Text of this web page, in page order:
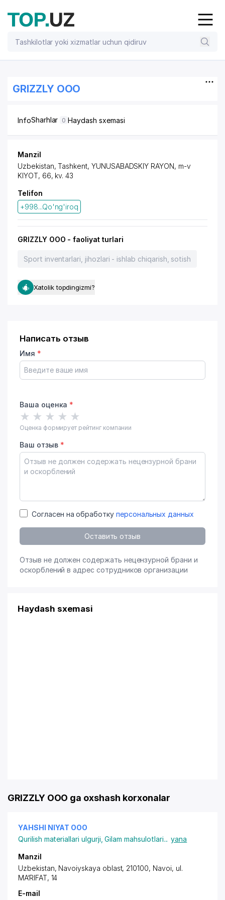
GRIZZLY OOO
InfoSharhlar 0 Haydash sxemasi
Manzil
Uzbekistan, Tashkent, YUNUSABADSKIY RAYON, m-v
KIYOT, 66, kv. 43
Telifon
+998...Qo'ng'iroq
GRIZZLY OOO - faoliyat turlari
Sport inventarlari, jihozlari - ishlab chiqarish, sotish
Xatolik topdingizmi?
Написать отзыв
Имя *
Ваша оценка *
★ ★ ★ ★ ★
Оценка формирует рейтинг компании
Ваш отзыв *
Согласен на обработку персональных данных
Оставить отзыв
Отзыв не должен содержать нецензурной брани и
оскорблений в адрес сотрудников организации
Haydash sxemasi
GRIZZLY OOO ga oxshash korxonalar
YAHSHI NIYAT ООО
Qurilish materiallari ulgurji ,Gilam mahsulotlari... yana
Manzil
Uzbekistan, Navoiyskaya oblast, 210100, Navoi, ul.
MA‘RIFAT, 14
E-mail